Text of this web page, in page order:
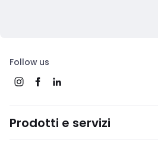
Follow us
Prodotti e servizi